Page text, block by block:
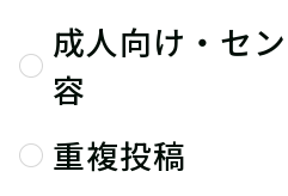
成人向け・セ
容
重複投稿